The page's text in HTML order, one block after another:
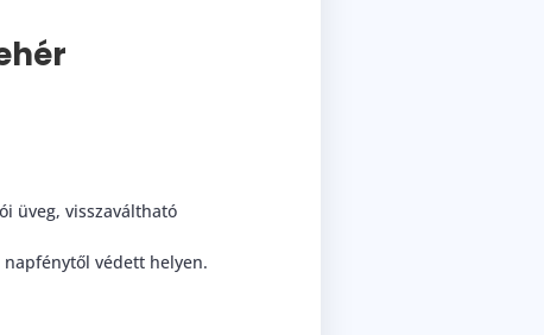
üveg, visszaváltható
napfénytől védett helyen.